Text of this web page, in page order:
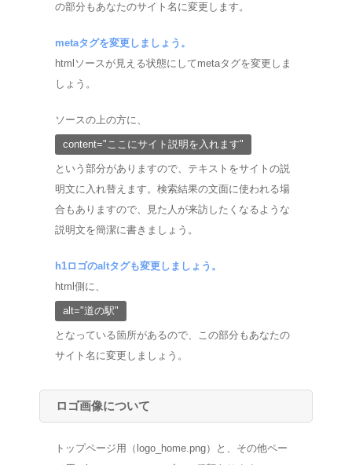
の部分もあなたのサイト名に変更します。
metaタグを変更しましょう。
htmlソースが見える状態にしてmetaタグを変更しま
しょう。
ソースの上の方に、
content="ここにサイト説明を入れます"
という部分がありますので、テキストをサイトの説
明文に入れ替えます。検索結果の文面に使われる場
合もありますので、見た人が来訪したくなるような
説明文を簡潔に書きましょう。
h1ロゴのaltタグも変更しましょう。
html側に、
alt="道の駅"
となっている箇所があるので、この部分もあなたの
サイト名に変更しましょう。
ロゴ画像について
トップページ用（logo_home.png）と、その他ペー